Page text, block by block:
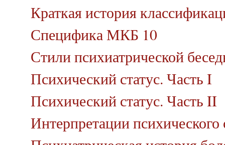
Краткая история
Специфика МКБ 10
Стили психиатрической
Психический статус. Часть I
Психический статус. Часть II
Интерпретации психического